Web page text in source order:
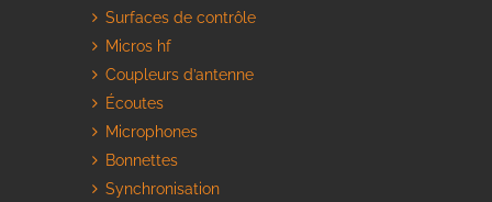
Surfaces de contrôle
Micros hf
Coupleurs d’antenne
Écoutes
Microphones
Bonnettes
Synchronisation